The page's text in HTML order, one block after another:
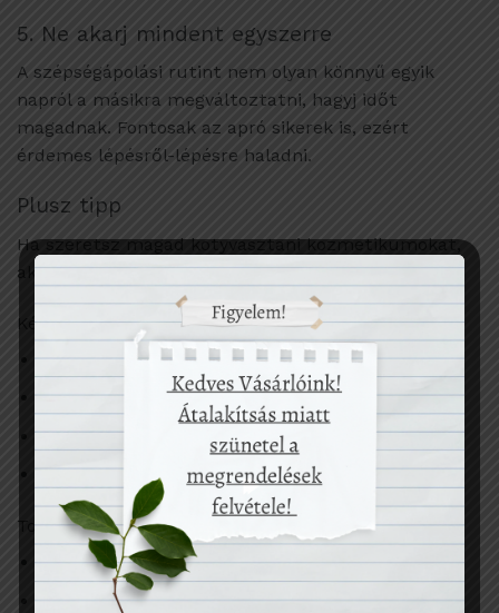
5. Ne akarj mindent egyszerre
A szépségápolási rutint nem olyan könnyű egyik
napról a másikra megváltoztatni, hagyj időt
magadnak. Fontosak az apró sikerek is, ezért
érdemes lépésről-lépésre haladni.
Plusz tipp
Ha szeretsz magad kotyvasztani kozmetikumokat,
akkor itt van 2 recept, ami érdemes kipróbálnod:
Kétbázisú sminklemosó
2 ek. mandula olaj
2 ek. sárgabarackmag olaj
1/2 ek. E vitamin
4 ek. rózsa víz
Tonizáló arcvíz
1 ek. szárított rózsaszirom
1 ek. szárított körömvirág